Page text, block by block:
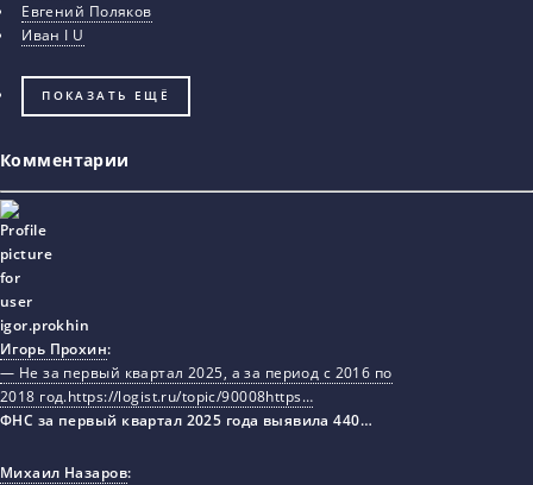
Евгений Поляков
Иван I U
ПОКАЗАТЬ ЕЩЁ
Комментарии
Игорь Прохин:
— Не за первый квартал 2025, а за период с 2016 по
2018 год.https://logist.ru/topic/90008https…
ФНС за первый квартал 2025 года выявила 440…
Михаил Назаров: